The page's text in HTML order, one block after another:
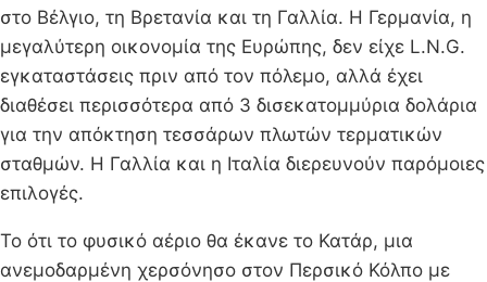
στο Βέλγιο, τη Βρετανία και τη Γαλλία. Η Γερμανία, η
μεγαλύτερη οικονομία της Ευρώπης, δεν είχε L.N.G.
εγκαταστάσεις πριν από τον πόλεμο, αλλά έχει
διαθέσει περισσότερα από 3 δισεκατομμύρια δολάρια
για την απόκτηση τεσσάρων πλωτών τερματικών
σταθμών. Η Γαλλία και η Ιταλία διερευνούν παρόμοιες
επιλογές.
Το ότι το φυσικό αέριο θα έκανε το Κατάρ, μια
ανεμοδαρμένη χερσόνησο στον Περσικό Κόλπο με